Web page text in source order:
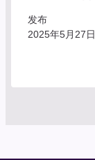
发布
2025年5月27